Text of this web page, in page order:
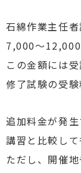
石綿作業主任
7,000〜12,000
この金額には
修了試験の受験
追加料金が発
講習と比較して
ただし、開催